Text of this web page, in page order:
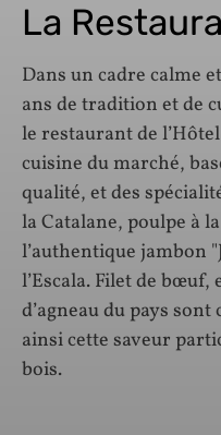
La
Dans un cadre calme
ans de tradition et de
le restaurant de
cuisine du marché,
qualité, et des
la Catalane, poulpe à
l’authentique jambon
l’Escala. Filet de
d’agneau du pays
ainsi cette saveur
bois.